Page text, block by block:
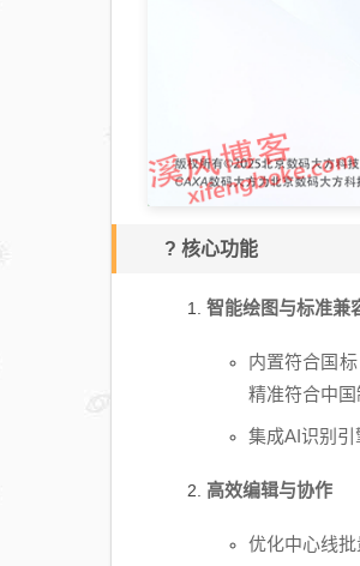
?️ 核心功能
智能绘图与标准兼
内置符合国
精准符合中国
集成AI识别引
高效编辑与协作
优化中心线